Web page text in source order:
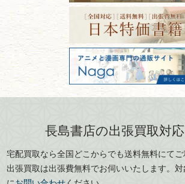
書道具
美術書・アート本・
デザイン本
カメラ・撮影術
版画・リトグラフ・
刀剣・鎧・甲冑
武道書・武術書
価値ある古書を売るポイン
と注意点
宮城県
秋田県
山形県
岐阜県
三重県
滋賀県
京都府
大阪府
兵庫県
奈良県
島根県
岡山県
徳島県
香川県
愛媛県
フリーダイヤル：0120-414-
電話：03-3512-8115
FAX：03-3512-8116
古物商許可：東京都公安委員
301028901712号
古物商名称：有限会社長島書店
長島書店の出張買取対
宅配買取なら全国どこからでも送料無料にてご
出張買取は出張費無料でお伺いいたします。